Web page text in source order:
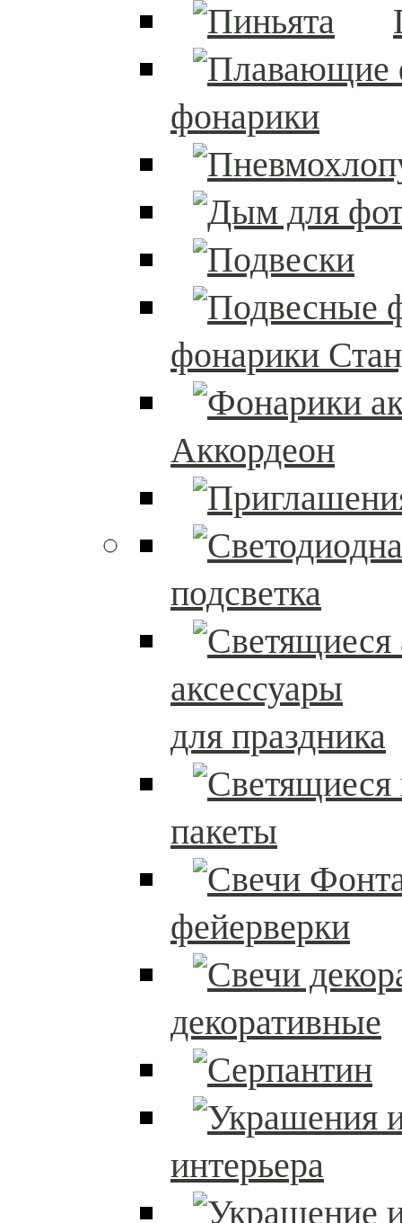
фонарики
фонарики
Аккордеон
подсветка
аксессуары
для праздника
пакеты
фейерверки
декоративные
интерьера